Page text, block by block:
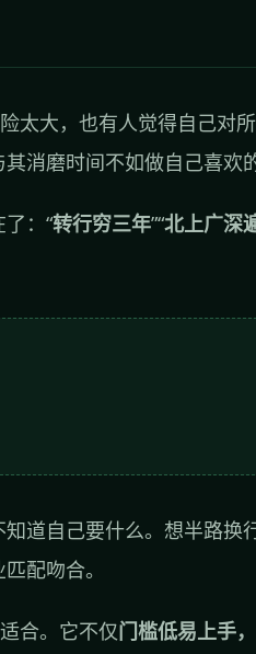
太大，也有人觉得自己对
消磨时间不如做自己喜欢的
：“转行穷三年”“北上广深
道自己要什么。想半路换
配吻合。
合。它不仅门槛低易上手，